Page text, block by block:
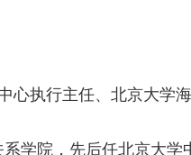
心执行主任、北京大学
学院，先后任北京大